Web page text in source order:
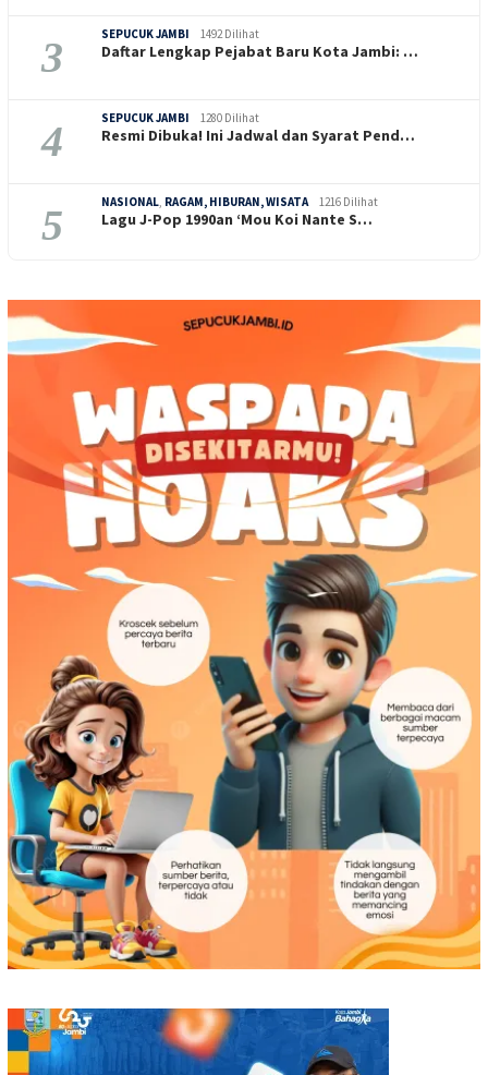
3 SEPUCUK JAMBI 1492 Dilihat
Daftar Lengkap Pejabat Baru Kota Jambi: …
4 SEPUCUK JAMBI 1280 Dilihat
Resmi Dibuka! Ini Jadwal dan Syarat Pend…
5 NASIONAL RAGAM, HIBURAN, WISATA 1216 Dilihat
Lagu J-Pop 1990an ‘Mou Koi Nante S…